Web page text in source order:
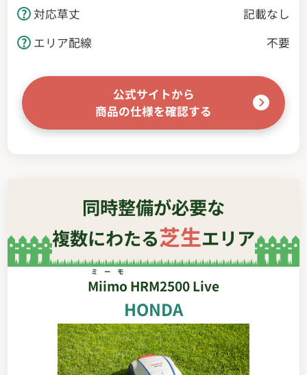
対応草丈
記載なし
エリア配線
不要
公式サイトから
商品の仕様を確認する
同時整備が必要な
複数にわたる芝生エリア
Miimo
ミーモ
HRM2500 Live
HONDA